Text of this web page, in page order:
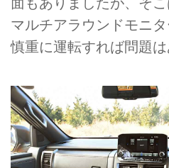
マルチアラウンドモニタ
慎重に運転すれば問題は